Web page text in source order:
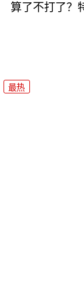
算了不打了？
最热